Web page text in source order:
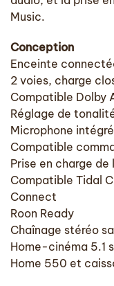
Music.
Conception
Enceinte
2 voies, charge
Compatible Dolby
Réglage de
Microphone
Compatible
Prise en charge de
Compatible Tidal
Connect
Roon Ready
Chaînage stéréo
Home-cinéma 5.1
Home 550 et